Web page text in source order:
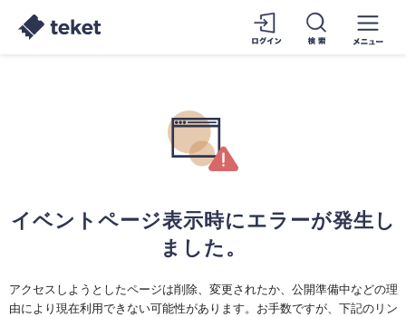
イベントページ表示時にエラーが発生し
ました。
アクセスしようとしたページは削除、変更されたか、公開準備中などの理
由により現在利用できない可能性があります。お手数ですが、下記のリン